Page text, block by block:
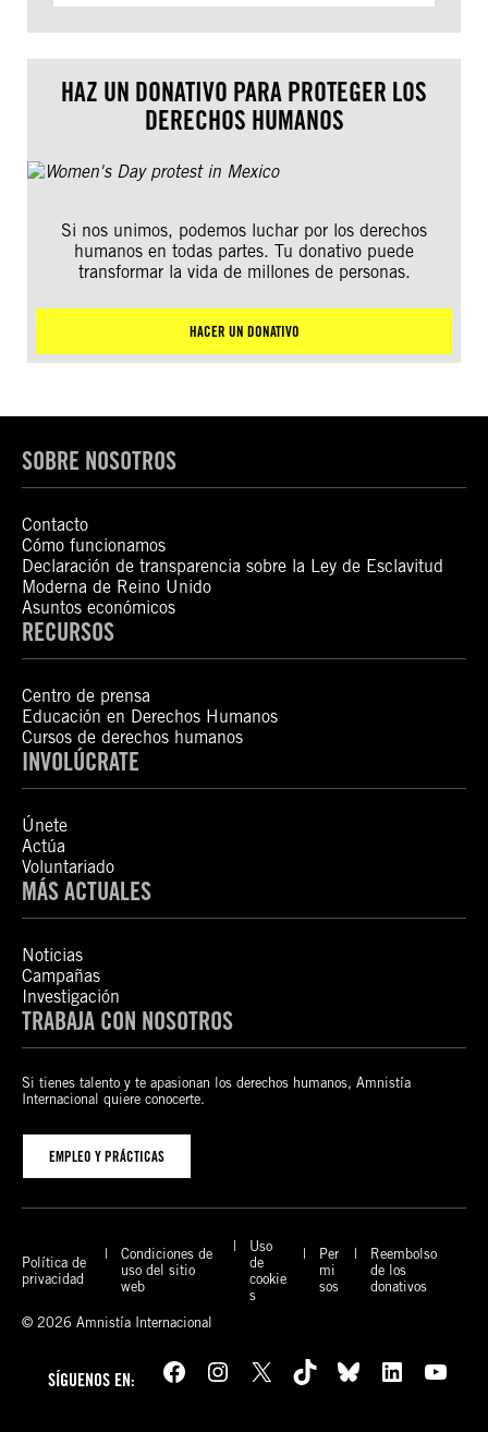
HAZ UN DONATIVO PARA PROTEGER LOS
DERECHOS HUMANOS
Si nos unimos, podemos luchar por los derechos
humanos en todas partes. Tu donativo puede
transformar la vida de millones de personas.
HACER UN DONATIVO
SOBRE NOSOTROS
Contacto
Cómo funcionamos
Declaración de transparencia sobre la Ley de Esclavitud
Moderna de Reino Unido
Asuntos económicos
RECURSOS
Centro de prensa
Educación en Derechos Humanos
Cursos de derechos humanos
INVOLÚCRATE
Únete
Actúa
Voluntariado
MÁS ACTUALES
Noticias
Campañas
Investigación
TRABAJA CON NOSOTROS
Si tienes talento y te apasionan los derechos humanos, Amnistía
Internacional quiere conocerte.
EMPLEO Y PRÁCTICAS
Política de
privacidad
Condiciones de
uso del sitio
web
Uso
de
cookie
s
Per
mi
sos
Reembolso
de los
donativos
© 2026 Amnistía Internacional
SÍGUENOS EN: Facebook Instagram X TikTok Bluesky LinkedIn YouTube